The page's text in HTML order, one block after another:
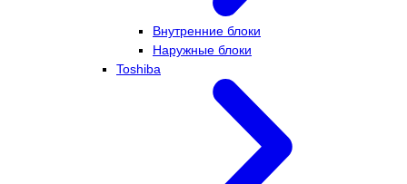
Внутренние блоки
Наружные блоки
Toshiba